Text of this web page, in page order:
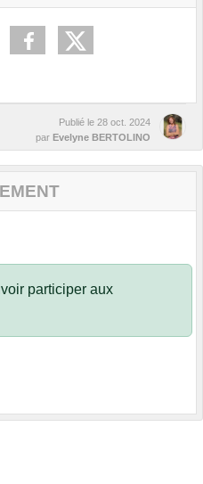
Publié le 28 oct. 2024
par Evelyne BERTOLINO
participer aux